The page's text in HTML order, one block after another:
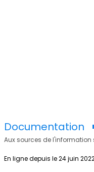
Documentation
Aux sources de
En ligne depuis le 24 juin